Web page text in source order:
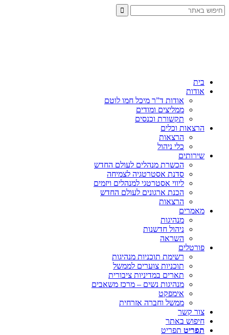
בית
אודות
אודות ד”ר מיכל חמו לוטם
ממליצים ומודים
תקשורת וכנסים
הרצאות וכלים
הרצאות
כלי ניהול
שירותים
הכשרת מנהלים לעולם החדש
סדנת אסטרטגיה לצמיחה
ליווי אסטרטגי למנהלים ויזמים
הכנת ארגונים לעולם החדש
הרצאות
מאמרים
מנהיגות
ניהול חדשנות
השראה
פורטלים
רשימת תוכניות מנהיגות
תוכניות צוערים לממשל
תארים במדיניות ציבורית
מנהיגות נשים – מרכז משאבים
אימפקט
ממשל וחברה אזרחית
צור קשר
חיפוש באתר
תפריט תפריט